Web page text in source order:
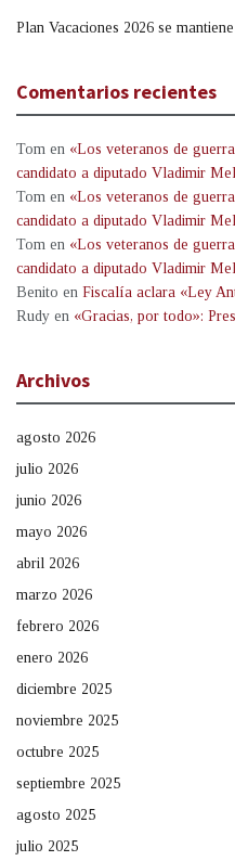
Plan Vacaciones 2026 se
Comentarios recientes
Tom en «Los veteranos de
candidato a diputado Vladimir
Tom en «Los veteranos de
candidato a diputado Vladimir
Tom en «Los veteranos de
candidato a diputado Vladimir
Benito en Fiscalía aclara «Ley
Rudy en «Gracias, por todo»:
Archivos
agosto 2026
julio 2026
junio 2026
mayo 2026
abril 2026
marzo 2026
febrero 2026
enero 2026
diciembre 2025
noviembre 2025
octubre 2025
septiembre 2025
agosto 2025
julio 2025